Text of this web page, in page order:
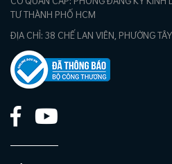
TƯ THÀNH PHỐ HCM
ĐỊA CHỈ: 38 CHẾ LAN VIÊN, PHƯỜNG